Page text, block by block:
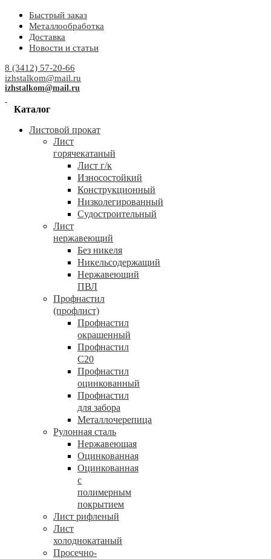
Быстрый заказ
Металлообработка
Доставка
Новости и статьи
8 (3412) 57-20-66
izhstalkom@mail.ru
izhstalkom@mail.ru
Каталог
Листовой прокат
Лист
горячекатаный
Лист г/к
Износостойкий
Конструкционный
Низколегированный
Судостроительный
Лист
нержавеющий
Без никеля
Никельсодержащий
Нержавеющий
ПВЛ
Профнастил
(профлист)
Профнастил
окрашенный
Профнастил
С20
Профнастил
оцинкованный
Профнастил
для забора
Металлочерепица
Рулонная сталь
Нержавеющая
Оцинкованная
Оцинкованная
с
полимерным
покрытием
Лист рифленый
Лист
холоднокатаный
Просечно-